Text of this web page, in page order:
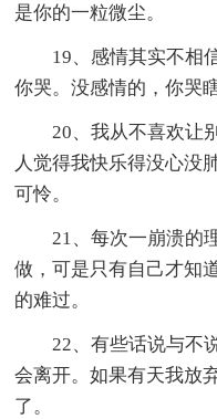
是你的一粒微尘。
19、感情其实不相
你哭。没感情的，你哭
20、我从不喜欢让
人觉得我快乐得没心没
可怜。
21、每次一崩溃的
做，可是只有自己才知
的难过。
22、有些话说与不
会离开。如果有天我放
了。